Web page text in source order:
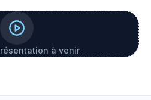
à venir